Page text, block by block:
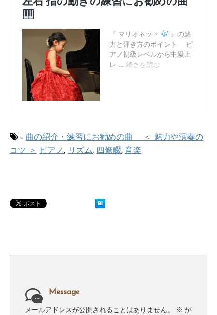
- 曲の紹介・練習にお勧めの曲 ＜ 魅力や演奏の
コツ ＞
ピアノ , リズム, 四條畷, 音楽
Message
メールアドレスが公開されることはありません。 ※ が